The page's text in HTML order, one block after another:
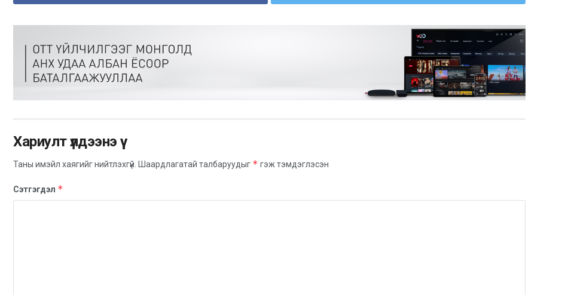
Хариулт үлдээнэ үү
Таны имэйл хаягийг нийтлэхгүй. Шаардлагатай талбаруудыг * гэж тэмдэглэсэн
Сэтгэгдэл *